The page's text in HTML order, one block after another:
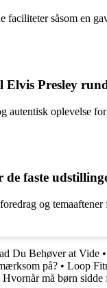
såsom en
Presley
oplevelse
faste
og
Du Behøver at Vide •
på? • Loop
må børn sidde